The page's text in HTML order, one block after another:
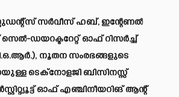
സർവീസ് ഹബ്, ഇന്റേണൽ
സെൽ-ഡയറക്ടറേറ്റ് ഓഫ് റിസർച്ച്
നൂതന സംരഭങ്ങളുടെ
ടെക്‌നോളജി ബിസിനസ്സ്
ഓഫ് എഞ്ചിനീയറിങ് ആന്റ്